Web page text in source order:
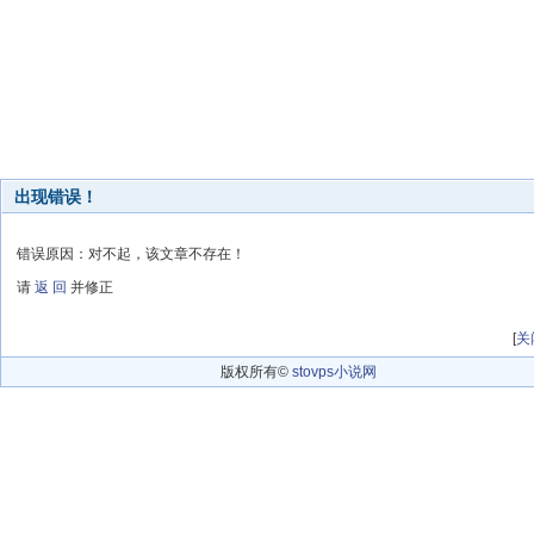
出现错误！
错误原因：对不起，该文章不存在！
请 返 回 并修正
[关
版权所有© stovps小说网